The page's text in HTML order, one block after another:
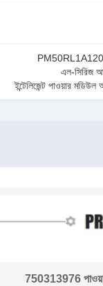
এল-সিরিজ
ইন্টেলিজেন্ট পাওয়ার
750313976